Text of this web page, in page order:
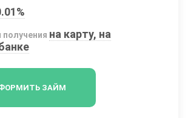
на карту, на
ЗАЙМ